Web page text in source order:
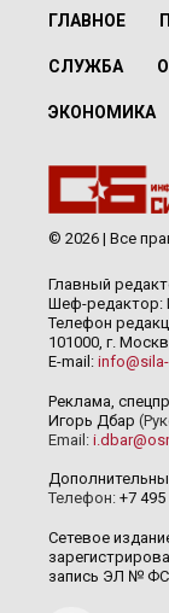
ГЛАВНОЕ
СЛУЖБА
ЭКОНОМИКА
© 2026 | Все
Главный
Шеф-редактор:
Телефон
101000, г.
E-mail:
Реклама,
Игорь Дбар
Email:
Телефон: +7 495
Сетевое
запись ЭЛ № ФС